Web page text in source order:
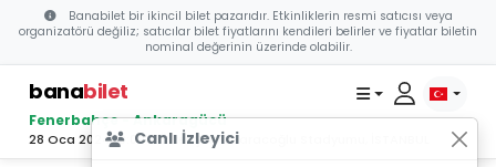
Banabilet bir ikincil bilet pazarıdır. Etkinliklerin resmi satıcısı veya
organizatörü değiliz; satıcılar bilet fiyatlarını kendileri belirler ve fiyatlar biletin
nominal değerinin üzerinde olabilir.
banabilet
Fenerbahçe - Ankaragücü
28 Oca 2024 19:00 - Ülker Şükrü Saracoğlu Stadyumu, İSTANBUL
Canlı İzleyici